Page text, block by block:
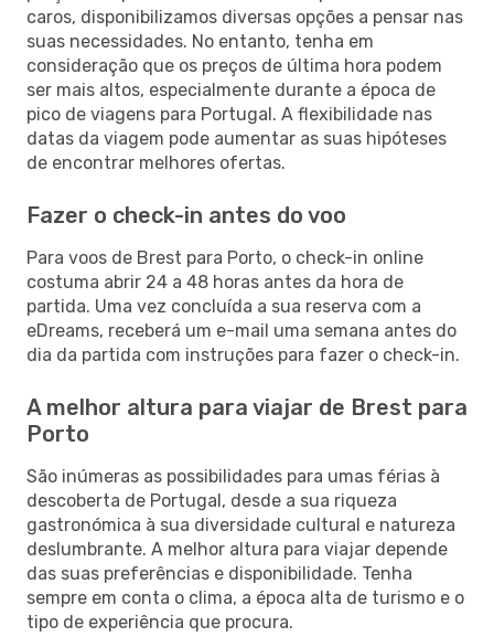
caros, disponibilizamos diversas opções a pensar nas
suas necessidades. No entanto, tenha em
consideração que os preços de última hora podem
ser mais altos, especialmente durante a época de
pico de viagens para Portugal. A flexibilidade nas
datas da viagem pode aumentar as suas hipóteses
de encontrar melhores ofertas.
Fazer o check-in antes do voo
Para voos de Brest para Porto, o check-in online
costuma abrir 24 a 48 horas antes da hora de
partida. Uma vez concluída a sua reserva com a
eDreams, receberá um e-mail uma semana antes do
dia da partida com instruções para fazer o check-in.
A melhor altura para viajar de Brest para
Porto
São inúmeras as possibilidades para umas férias à
descoberta de Portugal, desde a sua riqueza
gastronómica à sua diversidade cultural e natureza
deslumbrante. A melhor altura para viajar depende
das suas preferências e disponibilidade. Tenha
sempre em conta o clima, a época alta de turismo e o
tipo de experiência que procura.